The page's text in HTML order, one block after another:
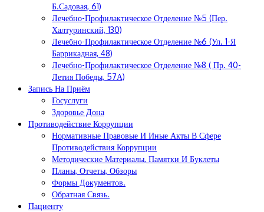
Б.Садовая, 61)
Лечебно-Профилактическое Отделение №5 (пер.
Халтуринский, 130)
Лечебно-Профилактическое Отделение №6 (ул. 1-Я
Баррикадная, 48)
Лечебно-Профилактическое Отделение №8 ( Пр. 40-
Летия Победы, 57А)
Запись На Приём
Госуслуги
Здоровье Дона
Противодействие Коррупции
Нормативные Правовые И Иные Акты В Сфере
Противодействия Коррупции
Методические Материалы, Памятки И Буклеты
Планы, Отчеты, Обзоры
Формы Документов.
Обратная Связь.
Пациенту